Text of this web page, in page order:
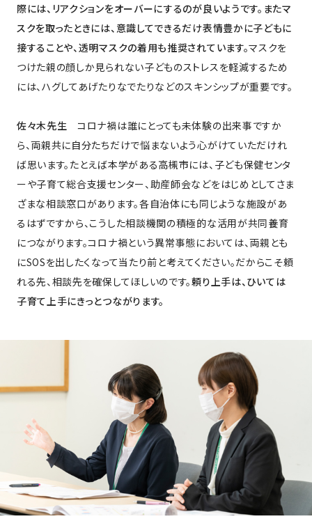
際には、リアクションをオーバーにするのが良いようです。またマ
スクを取ったときには、意識してできるだけ表情豊かに子どもに
接することや、透明マスクの着用も推奨されています。マスクを
つけた親の顔しか見られない子どものストレスを軽減するため
には、ハグしてあげたりなでたりなどのスキンシップが重要です。
佐々木先生 コロナ禍は誰にとっても未体験の出来事ですか
ら、両親共に自分たちだけで悩まないよう心がけていただけれ
ば思います。たとえば本学がある高槻市には、子ども保健センタ
ーや子育て総合支援センター、助産師会などをはじめとしてさま
ざまな相談窓口があります。各自治体にも同じような施設があ
るはずですから、こうした相談機関の積極的な活用が共同養育
につながります。コロナ禍という異常事態においては、両親とも
にSOSを出したくなって当たり前と考えてください。だからこそ頼
れる先、相談先を確保してほしいのです。頼り上手は、ひいては
子育て上手にきっとつながります。